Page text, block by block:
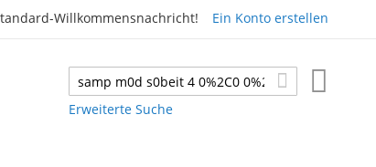
Willkommensnachricht! Ein Konto erstellen
Suche
Erweiterte Suche
Suche